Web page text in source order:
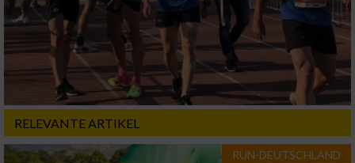
RELEVANTE ARTIKEL
RUN-DEUTSCHLAND